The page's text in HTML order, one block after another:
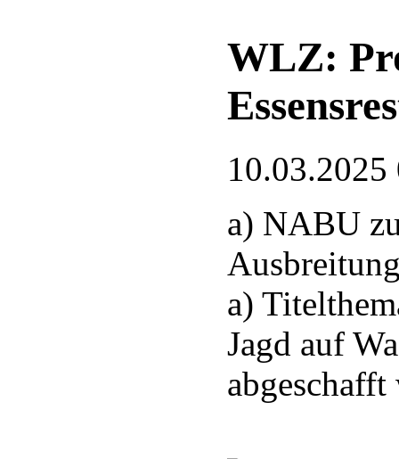
WLZ:
10.03.2025
a) NABU
a)
Jagd auf
abgeschafft